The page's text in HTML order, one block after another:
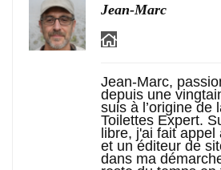
Jean-Marc
Jean-Marc,
depuis une
suis à l’origine de
Toilettes Expert.
libre, j'ai fait
et un éditeur de
dans ma